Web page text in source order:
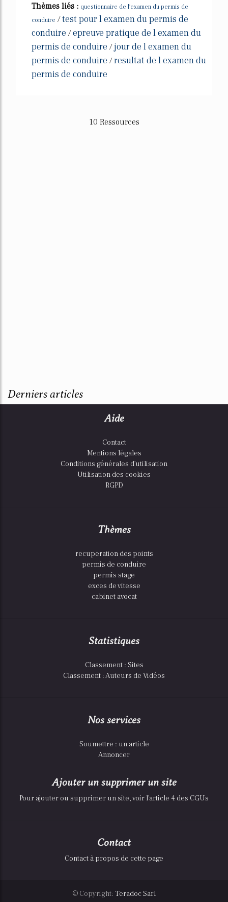
Thèmes liés : questionnaire de l'examen du permis de
conduire /test pour l examen du permis de
conduire /epreuve pratique de l examen du
permis de conduire /jour de l examen du
permis de conduire /resultat de l examen du
permis de conduire
10 Ressources
Derniers articles
Aide
Contact
Mentions légales
Conditions générales d'utilisation
Utilisation des cookies
RGPD
Thèmes
recuperation des points
permis de conduire
permis stage
exces de vitesse
cabinet avocat
Statistiques
Classement : Sites
Classement : Auteurs de Vidéos
Nos services
Soumettre : un article
Annoncer
Ajouter un supprimer un site
Pour ajouter ou supprimer un site, voir l'article 4 des CGUs
Contact
Contact à propos de cette page
© Copyright: Teradoc Sarl